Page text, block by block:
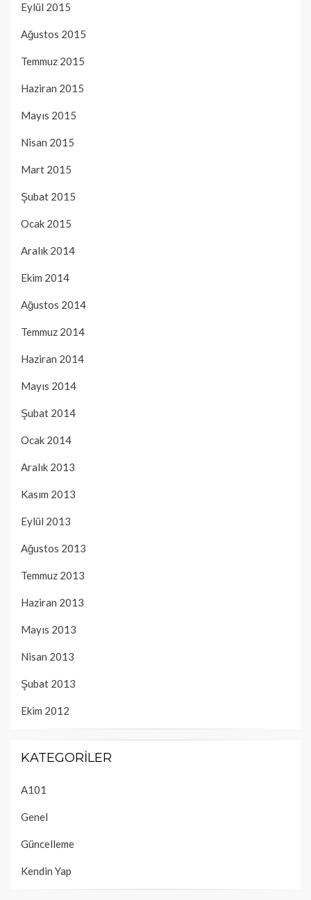
Eylül 2015
Ağustos 2015
Temmuz 2015
Haziran 2015
Mayıs 2015
Nisan 2015
Mart 2015
Şubat 2015
Ocak 2015
Aralık 2014
Ekim 2014
Ağustos 2014
Temmuz 2014
Haziran 2014
Mayıs 2014
Şubat 2014
Ocak 2014
Aralık 2013
Kasım 2013
Eylül 2013
Ağustos 2013
Temmuz 2013
Haziran 2013
Mayıs 2013
Nisan 2013
Şubat 2013
Ekim 2012
KATEGORILER
A101
Genel
Güncelleme
Kendin Yap